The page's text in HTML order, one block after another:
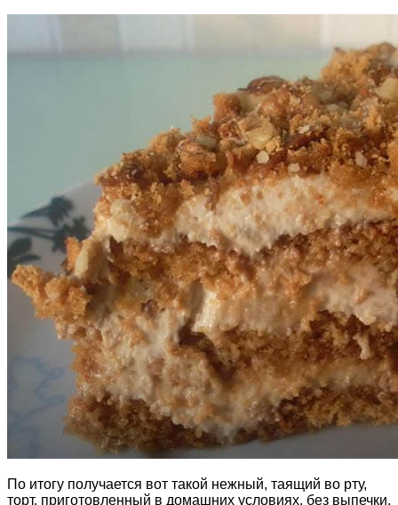
По итогу получается вот такой нежный, таящий во рту,
торт, приготовленный в домашних условиях, без выпечки,